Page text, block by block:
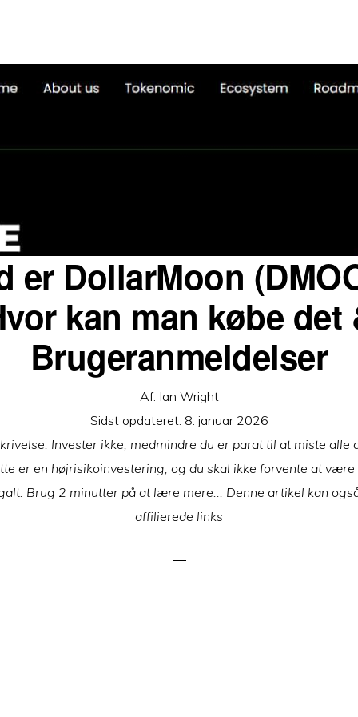
er DollarMoon
kan man købe det
Brugeranmeldelser
Af: Ian Wright
Sidst opdateret: 8. januar 2026
Invester ikke, medmindre du er parat til at miste alle
er en højrisikoinvestering, og du skal ikke forvente at være
Brug 2 minutter på at lære mere... Denne artikel kan
affilierede links